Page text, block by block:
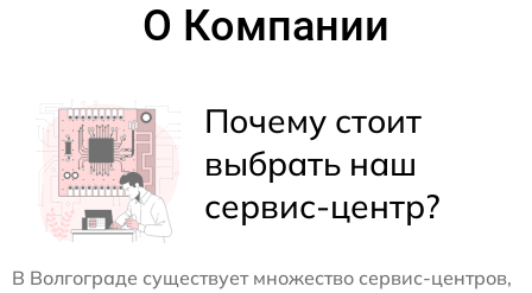
О Компании
Почему стоит
выбрать наш
сервис-центр?
В Волгограде существует множество сервис-центров,